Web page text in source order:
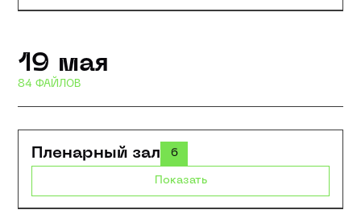
19 мая
84 ФАЙЛОВ
Пленарный зал 6
Показать